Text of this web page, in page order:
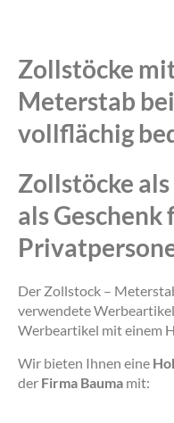
Zollstöcke
Meterstab
vollflächig
Zollstöcke
als
Der Zollstock –
verwendete
Werbeartikel mit einem
Wir bieten Ihnen eine
der Firma Bauma mit: